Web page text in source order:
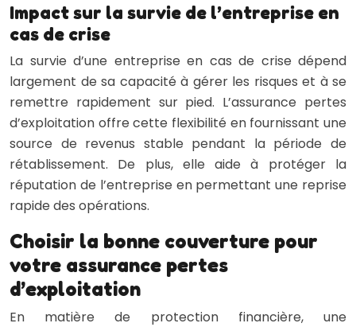
Impact sur la survie de l’entreprise en
cas de crise
La survie d’une entreprise en cas de crise dépend
largement de sa capacité à gérer les risques et à se
remettre rapidement sur pied. L’assurance pertes
d’exploitation offre cette flexibilité en fournissant une
source de revenus stable pendant la période de
rétablissement. De plus, elle aide à protéger la
réputation de l’entreprise en permettant une reprise
rapide des opérations.
Choisir la bonne couverture pour
votre assurance pertes
d’exploitation
En matière de protection financière, une